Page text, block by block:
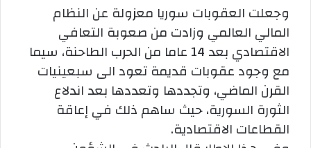
وجعلت العقوبات سوريا معزولة عن النظام
المالي العالمي وزادت من صعوبة التعافي
الاقتصادي بعد 14 عاما من الحرب الطاحنة، سيما
مع وجود عقوبات قديمة تعود الى سبعينيات
القرن الماضي، وتجددها وتعددها بعد اندلاع
الثورة السورية، حيث ساهم ذلك في إعاقة
القطاعات الاقتصادية.